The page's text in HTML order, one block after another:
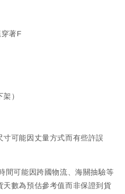
著F
）
寸可能因丈量方式而有些許誤
間可能因跨國物流、海關抽驗等
數為預估參考值而非保證到貨